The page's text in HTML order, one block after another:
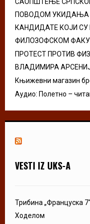
ПОВОДОМ УКИДАЊА
КАНДИДАТЕ КОЈИ
ФИЛОЗОФСКОМ
ПРОТЕСТ ПРОТИВ
ВЛАДИМИРА
Књижевни магазин
Аудио: Полетно –
VESTI IZ UKS-A
Трибина „Француска
Ходелом